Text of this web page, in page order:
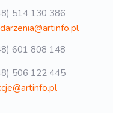
514 130 386
601 808 148
506 122 445